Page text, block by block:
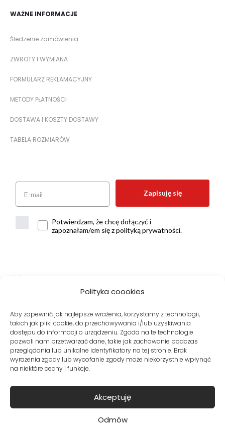
Polityka coookies
Aby zapewnić jak najlepsze wrażenia, korzystamy z technologii,
takich jak pliki cookie, do przechowywania i/lub uzyskiwania
dostępu do informacji o urządzeniu. Zgoda na te technologie
pozwoli nam przetwarzać dane, takie jak zachowanie podczas
przeglądania lub unikalne identyfikatory na tej stronie. Brak
wyrażenia zgody lub wycofanie zgody może niekorzystnie wpłynąć
na niektóre cechy i funkcje.
Akceptuję
Odmów
WAŻNE INFORMACJE
Śledzenie zamówienia
ZWROTY I WYMIANA
FORMULARZ REKLAMACYJNY
METODY PŁATNOŚCI
DOSTAWA I KOSZTY DOSTAWY
TABELA ROZMIARÓW
Zapisuję się
Potwierdzam, że chcę dołączyć i
zapoznałam/em się z polityką prywatności.
Metody dostawy:
Bezpieczne płatności:
© Copyright VITO VERGELIS® Sklep internetowy z odzieżą damską